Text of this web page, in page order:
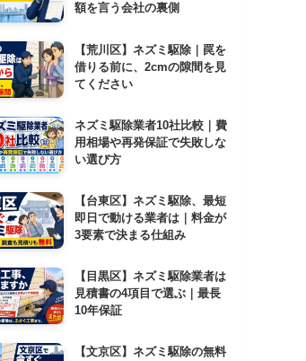
額を言う会社の裏側
【荒川区】ネズミ駆除｜罠を
借りる前に、2cmの隙間を見
てください
ネズミ駆除業者10社比較｜費
用相場や再発保証で失敗しな
い選び方
【台東区】ネズミ駆除、最短
即日で動ける業者は｜料金が
3要素で決まる仕組み
【目黒区】ネズミ駆除業者は
見積書の4項目で選ぶ｜最長
10年保証
【文京区】ネズミ駆除の無料